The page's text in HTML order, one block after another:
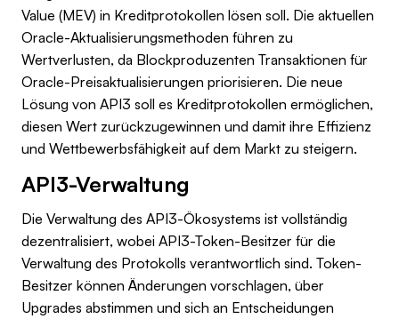
Value (MEV) in Kreditprotokollen lösen soll. Die aktuellen
Oracle-Aktualisierungsmethoden führen zu
Wertverlusten, da Blockproduzenten Transaktionen für
Oracle-Preisaktualisierungen priorisieren. Die neue
Lösung von API3 soll es Kreditprotokollen ermöglichen,
diesen Wert zurückzugewinnen und damit ihre Effizienz
und Wettbewerbsfähigkeit auf dem Markt zu steigern.
API3-Verwaltung
Die Verwaltung des API3-Ökosystems ist vollständig
dezentralisiert, wobei API3-Token-Besitzer für die
Verwaltung des Protokolls verantwortlich sind. Token-
Besitzer können Änderungen vorschlagen, über
Upgrades abstimmen und sich an Entscheidungen